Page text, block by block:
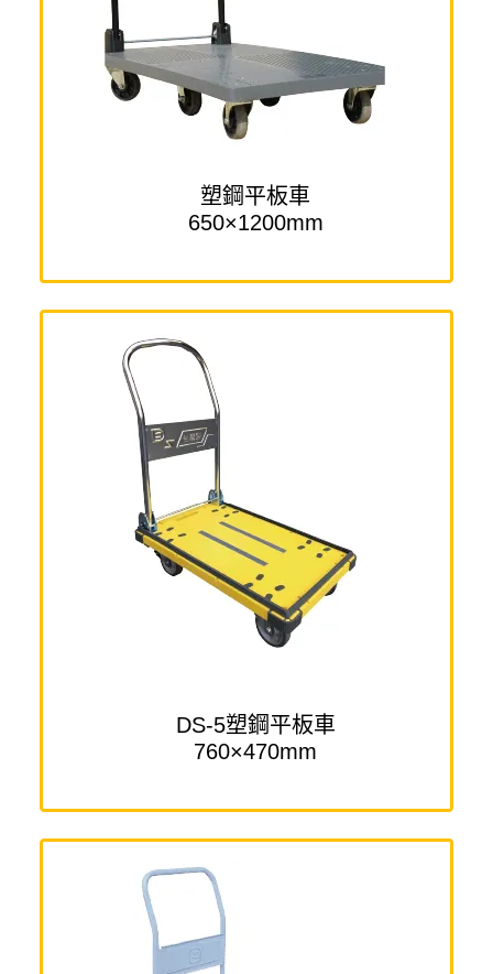
塑鋼平板車
650×1200mm
DS-5塑鋼平板車
760×470mm